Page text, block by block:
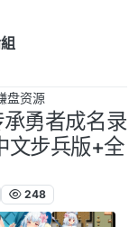
盘资源
勇者成名录
文步兵版+全
248